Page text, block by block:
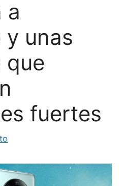
a
y unas
que
fuertes